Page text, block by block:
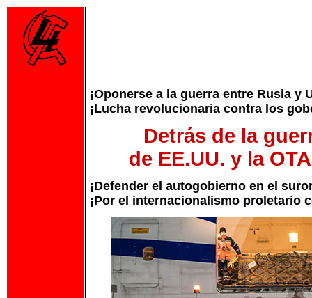
¡Oponerse a la guerra entre Rusia
¡Lucha revolucionaria contra los
Detrás de la
de EE.UU. y la
¡Defender el autogobierno en el
¡Por el internacionalismo proletario